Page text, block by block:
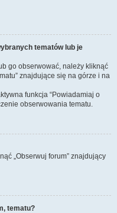
tematów lub je
go obserwować, należy kliknąć
znajdujące się na górze i na
funkcja “Powiadamiaj o
obserwowania tematu.
„Obserwuj forum” znajdujący
tematu?